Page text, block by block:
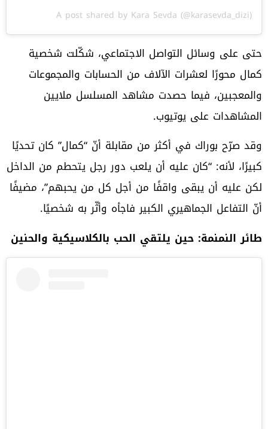
A post shared by Kara Sevda (@karasevda_dizi)
حتى على وسائل التواصل الاجتماعي، شكّلت شخصية
كمال محورًا لعشرات الآلاف من الحسابات والمجموعات
والمعجبين، فيما حصدت مشاهد المسلسل ملايين
المشاهدات على يوتيوب.
وقد صرّح بوراك في أكثر من مقابلة أنّ “كمال” كان تحديًا
كبيرًا، لأنه: “كان عليه أن يلعب دور رجل يتحطم من الداخل
لكن عليه أن يبقى واقفًا من أجل كل من يحبهم”، مضيفًا
أنّ التفاعل الجماهيري الكبير فاجأه وأثّر به شخصيًا.
طائر النمنمة: حين يلتقي الحب بالكلاسيكية والحنين